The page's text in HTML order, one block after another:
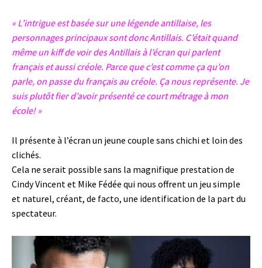
« L’intrigue est basée sur une légende antillaise, les
personnages principaux sont donc Antillais. C’était quand
même un kiff de voir des Antillais à l’écran qui parlent
français et aussi créole. Parce que c’est comme ça qu’on
parle, on passe du français au créole. Ça nous représente. Je
suis plutôt fier d’avoir présenté ce court métrage à mon
école! »
Il présente à l’écran un jeune couple sans chichi et loin des
clichés.
Cela ne serait possible sans la magnifique prestation de
Cindy Vincent et Mike Fédée qui nous offrent un jeu simple
et naturel, créant, de facto, une identification de la part du
spectateur.